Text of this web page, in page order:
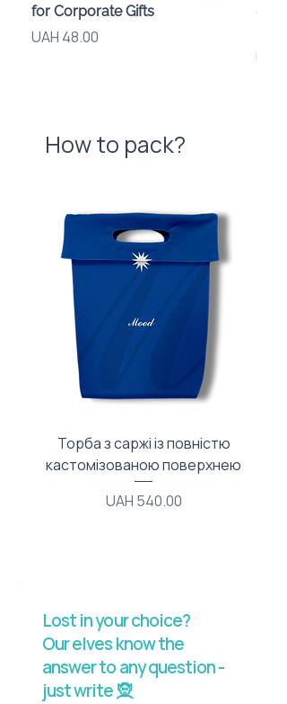
for Corporate Gifts
Price
UAH 48.00
Price
UAH
How to pack?
Торба з саржі із повністю
кастомізованою поверхнею
Price
UAH 540.00
Lost in your choice?
Our elves know the
answer to any question -
just write 🧝